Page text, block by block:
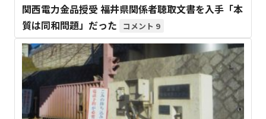
関西電力金品授受 福井県関係者聴取文書を入手「本
質は同和問題」だった
9